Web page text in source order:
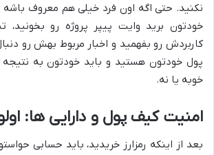
نکنید. حتی اگه اون فرد خیلی هم معروف
خودتون برید وایت پیپر پروژه رو بخونید،
کاربردش رو بفهمید و اخبار مربوط بهش رو
پول خودتون هستید و باید خودتون به نتیجه
خوبه یا نه.
امنیت کیف پول و دارایی ها:
بعد از اینکه رمزارز خریدید، باید حسابی